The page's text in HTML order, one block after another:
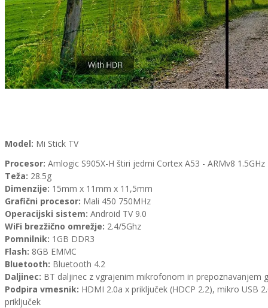
Model: Mi Stick TV
Procesor: Amlogic S905X-H štiri jedrni Cortex A53 - ARMv8 1.5GHz
Teža: 28.5g
Dimenzije: 15mm x 11mm x 11,5mm
Grafični procesor: Mali 450 750MHz
Operacijski sistem: Android TV 9.0
WiFi brezžično omrežje: 2.4/5Ghz
Pomnilnik: 1GB DDR3
Flash: 8GB EMMC
Bluetooth: Bluetooth 4.2
Daljinec: BT daljinec z vgrajenim mikrofonom in prepoznavanjem
Podpira vmesnik: HDMI 2.0a x priključek (HDCP 2.2), mikro USB
priključek